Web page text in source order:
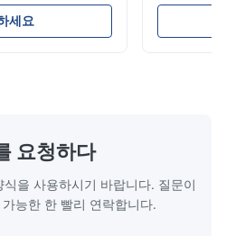
제품 사양 제품명
립 사양 두께: 열간
세요
합금 요소로
요청하다
을 사용하시기 바랍니다. 질문이
능한 한 빨리 연락합니다.